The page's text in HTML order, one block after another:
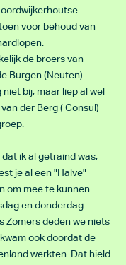
voor behoud van
de broers van
Burgen (Neuten).
bij, maar liep al wel
der Berg ( Consul)
ik al getraind was,
je al een "Halve"
om mee te kunnen.
en donderdag
Zomers deden we niets
ook doordat de
werkten. Dat hield